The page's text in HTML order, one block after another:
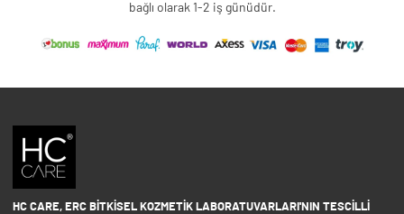
bağlı olarak 1-2 iş günüdür.
HC CARE, ERC BITKISEL KOZMETIK LABORATUVARLARI'NIN TESCILLI